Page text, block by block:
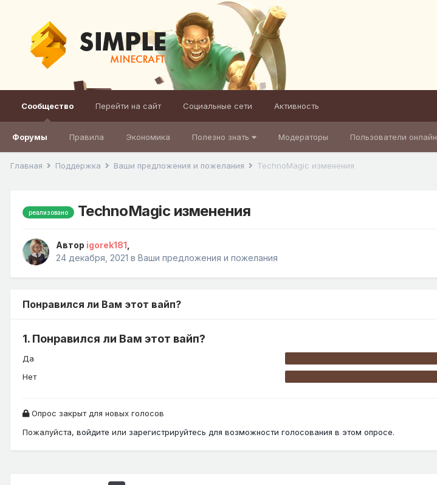
Сообщество
Форумы Правила Экономика Полезно знать Модераторы Пользователи онлайн
Перейти на сайт Социальные сети Активность
Главная Поддержка Ваши предложения и пожелания TechnoMagic изменения
реализовано TechnoMagic изменения
Автор igorek181
24 декабря, 2021 в Ваши предложения и пожелания
Понравился ли Вам этот вайп?
1. Понравился ли Вам этот вайп?
Да
Нет
Опрос закрыт для новых голосов
Пожалуйста, войдите или зарегистрируйтесь для возможности голосования в этом опросе.